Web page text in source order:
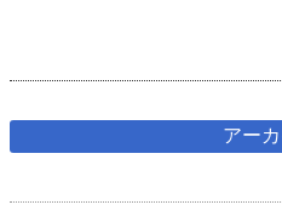
アー